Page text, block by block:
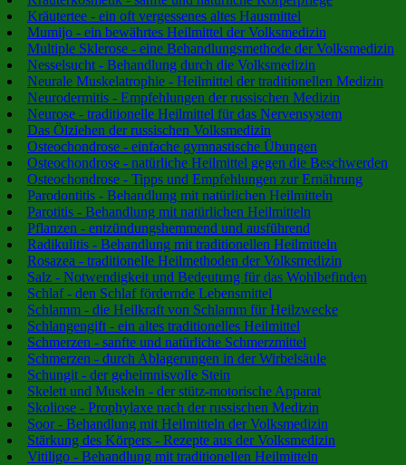
Kräutertee - ein oft vergessenes altes Hausmittel
Mumijo - ein bewährtes Heilmittel der Volksmedizin
Multiple Sklerose - eine Behandlungsmethode der Volksmedizin
Nesselsucht - Behandlung durch die Volksmedizin
Neurale Muskelatrophie - Heilmittel der traditionellen Medizin
Neurodermitis - Empfehlungen der russischen Medizin
Neurose - traditionelle Heilmittel für das Nervensystem
Das Ölziehen der russischen Volksmedizin
Osteochondrose - einfache gymnastische Übungen
Osteochondrose - natürliche Heilmittel gegen die Beschwerden
Osteochondrose - Tipps und Empfehlungen zur Ernährung
Parodontitis - Behandlung mit natürlichen Heilmitteln
Parotitis - Behandlung mit natürlichen Heilmitteln
Pflanzen - entzündungshemmend und ausführend
Radikulitis - Behandlung mit traditionellen Heilmitteln
Rosazea - traditionelle Heilmethoden der Volksmedizin
Salz - Notwendigkeit und Bedeutung für das Wohlbefinden
Schlaf - den Schlaf fördernde Lebensmittel
Schlamm - die Heilkraft von Schlamm für Heilzwecke
Schlangengift - ein altes traditionelles Heilmittel
Schmerzen - sanfte und natürliche Schmerzmittel
Schmerzen - durch Ablagerungen in der Wirbelsäule
Schungit - der geheimnisvolle Stein
Skelett und Muskeln - der stütz-motorische Apparat
Skoliose - Prophylaxe nach der russischen Medizin
Soor - Behandlung mit Heilmitteln der Volksmedizin
Stärkung des Körpers - Rezepte aus der Volksmedizin
Vitiligo - Behandlung mit traditionellen Heilmitteln